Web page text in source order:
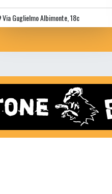
Via Guglielmo Albimonte, 18c